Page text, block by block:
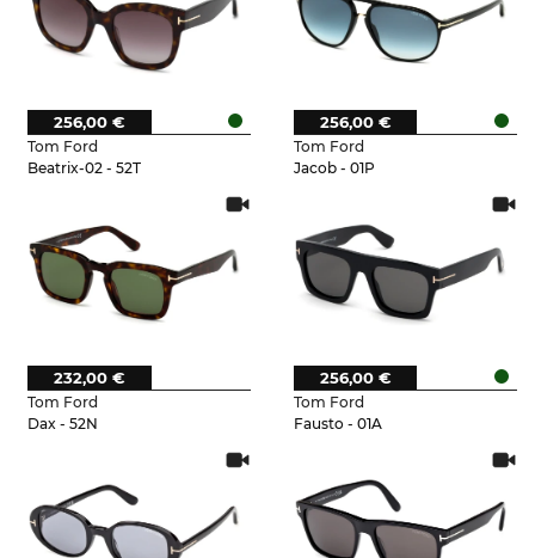
Tom Ford
Beatrix-02 - 52T
256,00 €
Tom Ford
Jacob - 01P
256,00 €
Tom Ford
Dax - 52N
232,00 €
Tom Ford
Fausto - 01A
256,00 €